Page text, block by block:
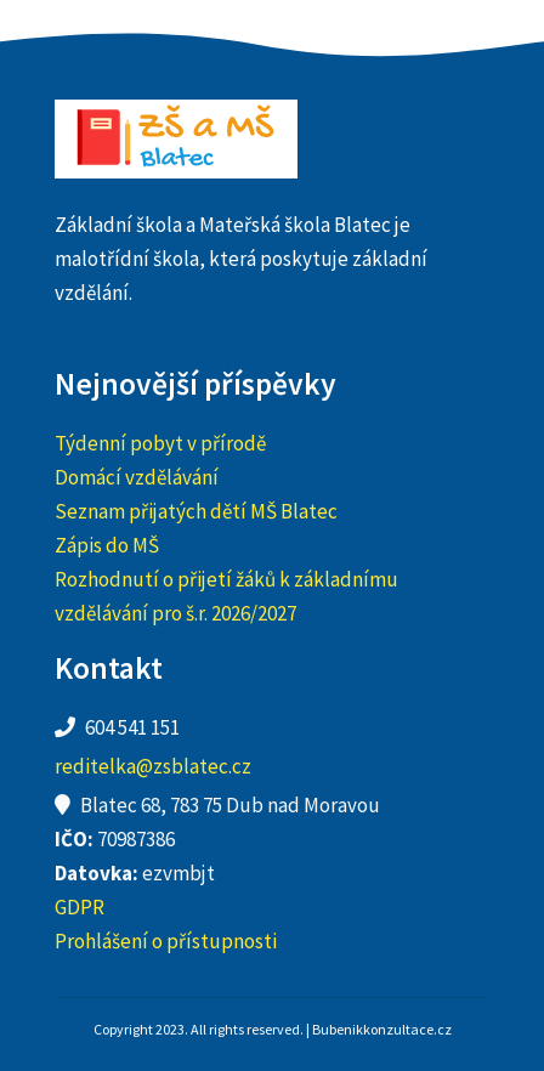
Základní škola a Mateřská škola Blatec je
malotřídní škola, která poskytuje základní
vzdělání.
Nejnovější příspěvky
Týdenní pobyt v přírodě
Domácí vzdělávání
Seznam přijatých dětí MŠ Blatec
Zápis do MŠ
Rozhodnutí o přijetí žáků k základnímu
vzdělávání pro š.r. 2026/2027
Kontakt
604 541 151
reditelka@zsblatec.cz
Blatec 68, 783 75 Dub nad Moravou
IČO: 70987386
Datovka:ezvmbjt
GDPR
Prohlášení o přístupnosti
Copyright 2023. All rights reserved. | Bubenikkonzultace.cz